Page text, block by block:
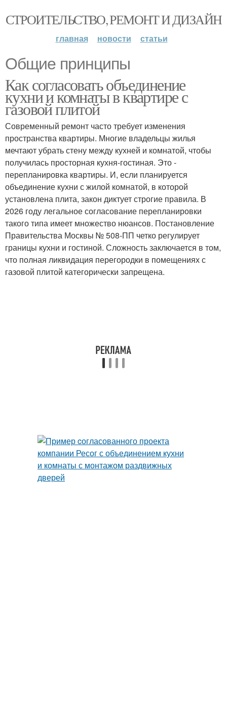
СТРОИТЕЛЬСТВО, РЕМОНТ И ДИЗАЙН
главная новости статьи
Общие принципы
Как согласовать объединение
кухни и комнаты в квартире с
газовой плитой
Современный ремонт часто требует изменения
пространства квартиры. Многие владельцы жилья
мечтают убрать стену между кухней и комнатой, чтобы
получилась просторная кухня-гостиная. Это -
перепланировка квартиры. И, если планируется
объединение кухни с жилой комнатой, в которой
установлена плита, закон диктует строгие правила. В
2026 году легальное согласование перепланировки
такого типа имеет множество нюансов. Постановление
Правительства Москвы № 508-ПП четко регулирует
границы кухни и гостиной. Сложность заключается в том,
что полная ликвидация перегородки в помещениях с
газовой плитой категорически запрещена.